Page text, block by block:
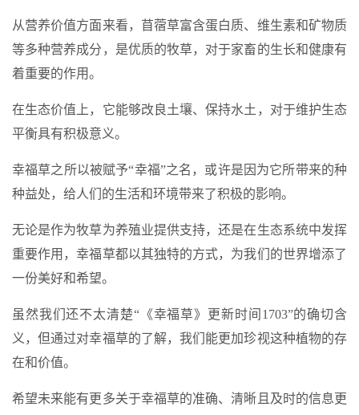
从营养价值方面来看，苜蓿草富含蛋白质、维生素和矿物质
等多种营养成分，是优质的牧草，对于家畜的生长和健康有
着重要的作用。
在生态价值上，它能够改良土壤、保持水土，对于维护生态
平衡具有积极意义。
幸福草之所以被赋予“幸福”之名，或许是因为它所带来的种
种益处，给人们的生活和环境带来了积极的影响。
无论是作为牧草为养殖业提供支持，还是在生态系统中发挥
重要作用，幸福草都以其独特的方式，为我们的世界增添了
一份美好和希望。
虽然我们还不太清楚“《幸福草》更新时间1703”的确切含
义，但通过对幸福草的了解，我们能更加珍视这种植物的存
在和价值。
希望未来能有更多关于幸福草的准确、清晰且及时的信息更